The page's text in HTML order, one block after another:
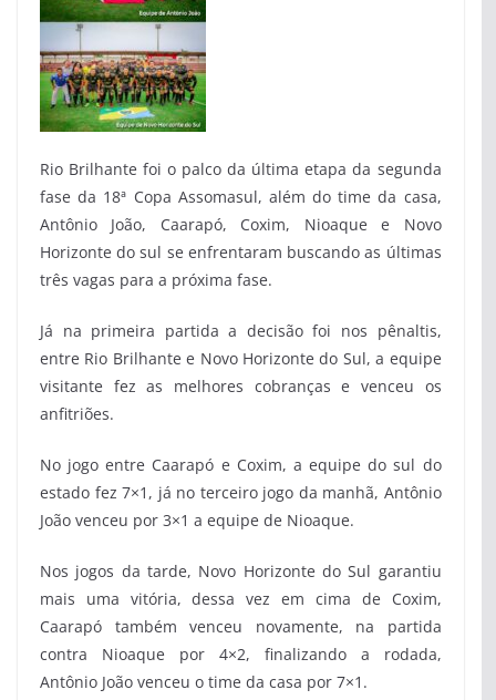
Rio Brilhante foi o palco da última etapa da segunda
fase da 18ª Copa Assomasul, além do time da casa,
Antônio João, Caarapó, Coxim, Nioaque e Novo
Horizonte do sul se enfrentaram buscando as últimas
três vagas para a próxima fase.
Já na primeira partida a decisão foi nos pênaltis,
entre Rio Brilhante e Novo Horizonte do Sul, a equipe
visitante fez as melhores cobranças e venceu os
anfitriões.
No jogo entre Caarapó e Coxim, a equipe do sul do
estado fez 7×1, já no terceiro jogo da manhã, Antônio
João venceu por 3×1 a equipe de Nioaque.
Nos jogos da tarde, Novo Horizonte do Sul garantiu
mais uma vitória, dessa vez em cima de Coxim,
Caarapó também venceu novamente, na partida
contra Nioaque por 4×2, finalizando a rodada,
Antônio João venceu o time da casa por 7×1.